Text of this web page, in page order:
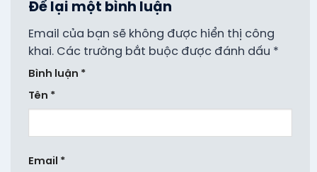
Để lại một bình luận
Email của bạn sẽ không được hiển thị công
khai. Các trường bắt buộc được đánh dấu *
Bình luận *
Tên *
Email *